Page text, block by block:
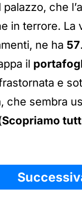
palazzo, che
in terrore. La
ne ha 57
il
e
che sembra
Scopriamo